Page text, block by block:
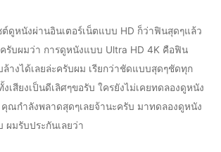
ดูหนังผ่านอินเตอร์เน็ตแบบ HD ก็ว่าฟินสุดๆแล้ว
รับผมว่า การดูหนังแบบ Ultra HD 4K คือฟิน
างได้เลยล่ะครับผม เรียกว่าชัดแบบสุดๆชัดทุก
เสียงเป็นดีเลิศๆขอรับ ใครยังไม่เคยทดลองดูหนัง
ณกำลังพลาดสุดๆเลยจ้านะครับ มาทดลองดูหนัง
ผมรับประกันเลยว่า